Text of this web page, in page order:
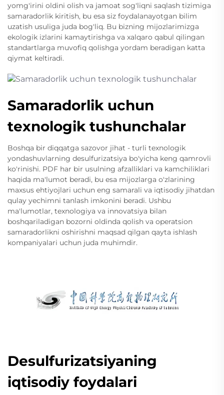
yomg'irini oldini olish va jamoat sog'liqni saqlash tizimiga
samaradorlik kiritish, bu esa siz foydalanayotgan bilim
uzatish usuliga juda bog'liq. Bu bizning mijozlarimizga
ekologik izlarini kamaytirishga va xalqaro qabul qilingan
standartlarga muvofiq qolishga yordam beradigan katta
qiymat keltiradi.
Samaradorlik uchun
texnologik tushunchalar
Boshqa bir diqqatga sazovor jihat - turli texnologik
yondashuvlarning desulfurizatsiya bo'yicha keng qamrovli
ko'rinishi. PDF har bir usulning afzalliklari va kamchiliklari
haqida ma'lumot beradi, bu esa mijozlarga o'zlarining
maxsus ehtiyojlari uchun eng samarali va iqtisodiy jihatdan
qulay yechimni tanlash imkonini beradi. Ushbu
ma'lumotlar, texnologiya va innovatsiya bilan
boshqariladigan bozorni oldinda qolish va operatsion
samaradorlikni oshirishni maqsad qilgan qayta ishlash
kompaniyalari uchun juda muhimdir.
Desulfurizatsiyaning
iqtisodiy foydalari